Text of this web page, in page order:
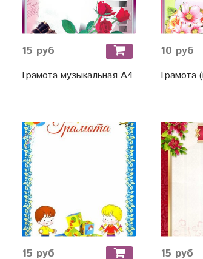
15 руб
Грамота музыкальная А4
10 руб
Грамота
15 руб 15 руб